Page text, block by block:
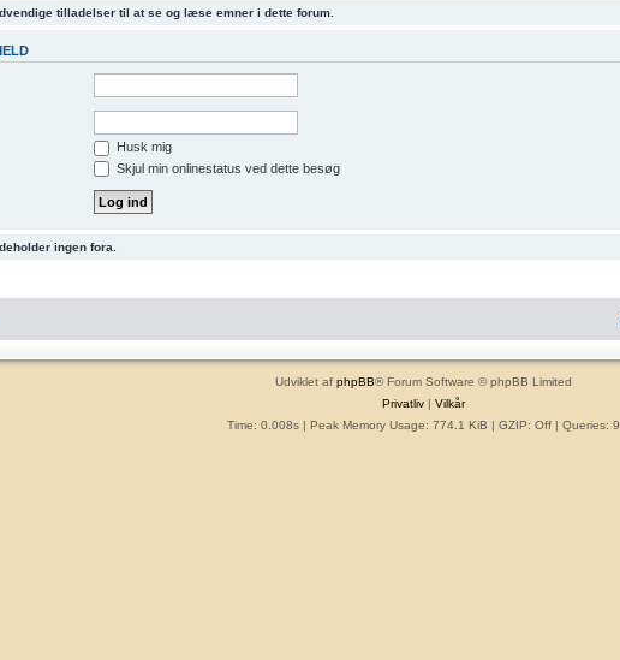
tilladelser til at se og læse emner i dette forum.
Husk mig
Skjul min onlinestatus ved dette besøg
ingen fora.
Udviklet af phpBB® Forum Software © phpBB Limited
Privatliv| Vilkår
Time: 0.008s| Peak Memory Usage: 774.1 KiB | GZIP: Off | Queries: 9